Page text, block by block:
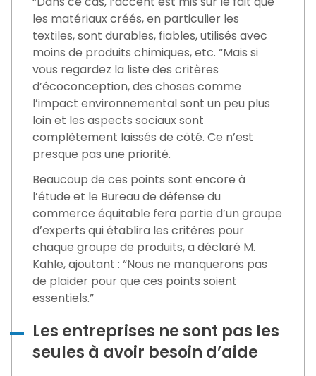
les matériaux créés, en particulier les
textiles, sont durables, fiables, utilisés avec
moins de produits chimiques, etc. “Mais si
vous regardez la liste des critères
d’écoconception, des choses comme
l’impact environnemental sont un peu plus
loin et les aspects sociaux sont
complètement laissés de côté. Ce n’est
presque pas une priorité.
Beaucoup de ces points sont encore à
l’étude et le Bureau de défense du
commerce équitable fera partie d’un groupe
d’experts qui établira les critères pour
chaque groupe de produits, a déclaré M.
Kahle, ajoutant : “Nous ne manquerons pas
de plaider pour que ces points soient
essentiels.”
Les entreprises ne sont pas les
seules à avoir besoin d’aide